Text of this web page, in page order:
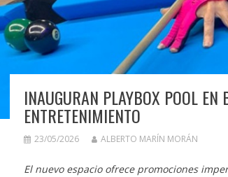
INAUGURAN PLAYBOX POOL EN
ENTRETENIMIENTO
23/05/2026 ALBERTO MARÍN MORÁN
El nuevo espacio ofrece promociones